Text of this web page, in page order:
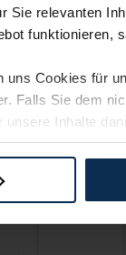
Sie relevanten
funktionieren,
uns Cookies für
Falls Sie dem
Inhalte
Sie können die